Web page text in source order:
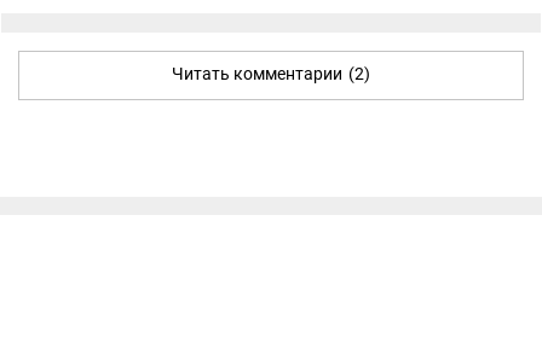
Читать комментарии (2)